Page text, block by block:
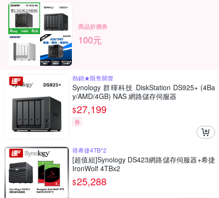
商品折價券
100元
熱銷★限售開賣
Synology 群暉科技 DiskStation DS925+ (4Ba
y/AMD/4GB) NAS 網路儲存伺服器
$27,199
券
搭希捷4TB*2
[超值組]Synology DS423網路儲存伺服器+希捷
IronWolf 4TBx2
$25,288